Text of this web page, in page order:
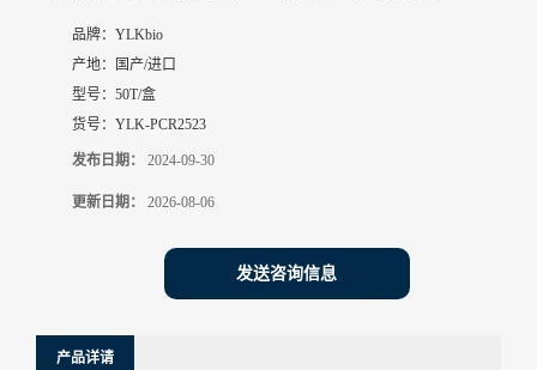
品牌： YLKbio
产地：
国产/进口
型号： 50T/盒
货号： YLK-PCR2523
发布日期： 2024-09-30
更新日期： 2026-08-06
发送咨询信息
产品详请